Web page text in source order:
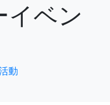
イベン
動